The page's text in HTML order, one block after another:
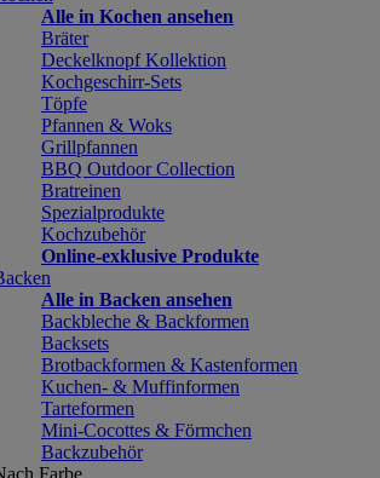
Alle in Kochen ansehen
Bräter
Deckelknopf Kollektion
Kochgeschirr-Sets
Töpfe
Pfannen & Woks
Grillpfannen
BBQ Outdoor Collection
Bratreinen
Spezialprodukte
Kochzubehör
Online-exklusive Produkte
Alle in Backen ansehen
Backbleche & Backformen
Backsets
Brotbackformen & Kastenformen
Kuchen- & Muffinformen
Tarteformen
Mini-Cocottes & Förmchen
Backzubehör
Farbe